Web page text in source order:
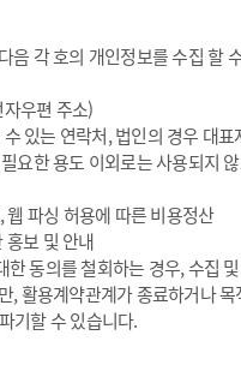
음 각 호의 개인정보를 수집 할
우편 주소)
있는 연락처, 법인의 경우 대
요한 용도 이외로는 사용되지
파싱 허용에 따른 비용정산
홍보 및 안내
동의를 철회하는 경우, 수집
활용계약관계가 종료하거나
기할 수 있습니다.